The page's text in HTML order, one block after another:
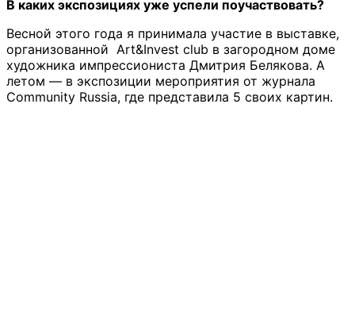
В каких экспозициях уже успели поучаствовать?
Весной этого года я принимала участие в выставке,
организованной Art&Invest club в загородном доме
художника импрессиониста Дмитрия Белякова. А
летом — в экспозиции мероприятия от журнала
Community Russia, где представила 5 своих картин.